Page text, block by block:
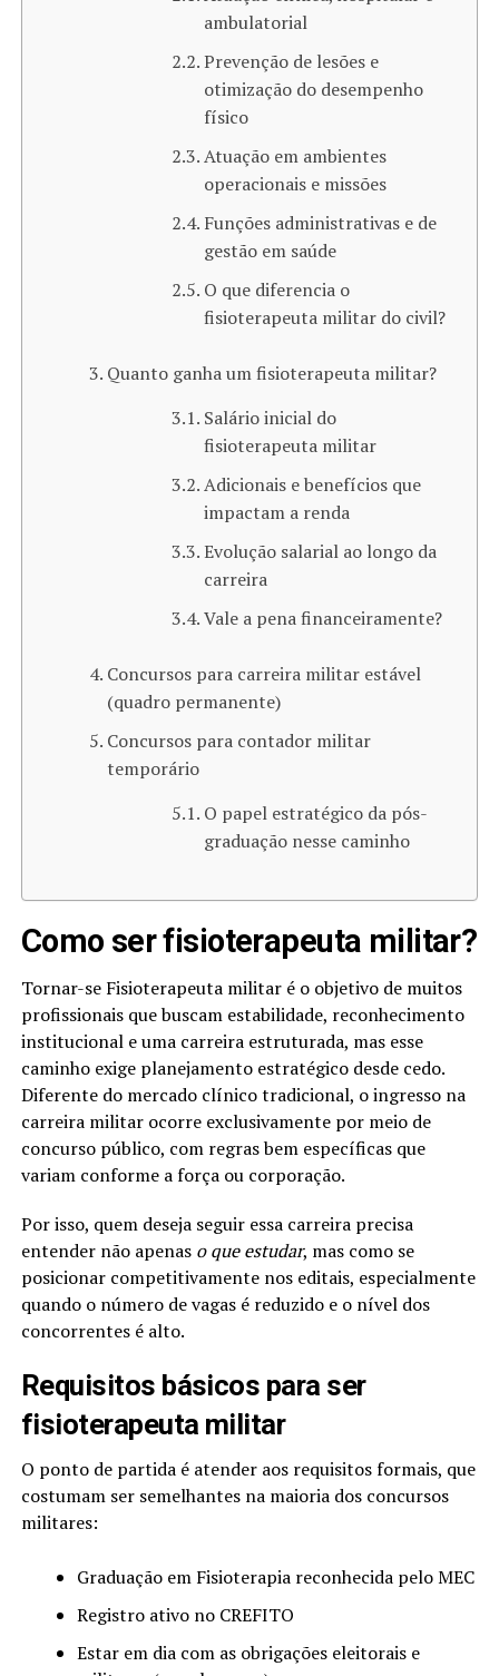
ambulatorial
Prevenção de lesões e
otimização do desempenho
físico
Atuação em ambientes
operacionais e missões
Funções administrativas e de
gestão em saúde
O que diferencia o
fisioterapeuta militar do civil?
Quanto ganha um fisioterapeuta militar​?
Salário inicial do
fisioterapeuta militar
Adicionais e benefícios que
impactam a renda
Evolução salarial ao longo da
carreira
Vale a pena financeiramente?
Concursos para carreira militar estável
(quadro permanente)
Concursos para contador militar
temporário
O papel estratégico da pós-
graduação nesse caminho
Como ser fisioterapeuta militar?
Tornar-se Fisioterapeuta militar é o objetivo de muitos
profissionais que buscam estabilidade, reconhecimento
institucional e uma carreira estruturada, mas esse
caminho exige planejamento estratégico desde cedo.
Diferente do mercado clínico tradicional, o ingresso na
carreira militar ocorre exclusivamente por meio de
concurso público, com regras bem específicas que
variam conforme a força ou corporação.
Por isso, quem deseja seguir essa carreira precisa
entender não apenas o que estudar, mas como se
posicionar competitivamente nos editais, especialmente
quando o número de vagas é reduzido e o nível dos
concorrentes é alto.
Requisitos básicos para ser
fisioterapeuta militar
O ponto de partida é atender aos requisitos formais, que
costumam ser semelhantes na maioria dos concursos
militares:
Graduação em Fisioterapia reconhecida pelo MEC
Registro ativo no CREFITO
Estar em dia com as obrigações eleitorais e